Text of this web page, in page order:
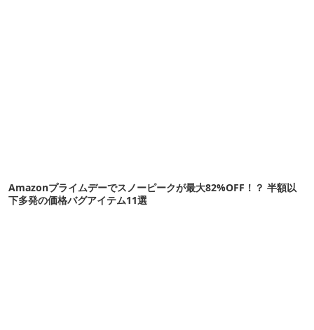
Amazonプライムデーでスノーピークが最大82%OFF！？ 半額以
下多発の価格バグアイテム11選